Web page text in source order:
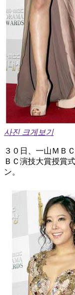
사진 크게보기
３０日、一山ＭＢ
ＢＣ演技大賞授賞
ン。